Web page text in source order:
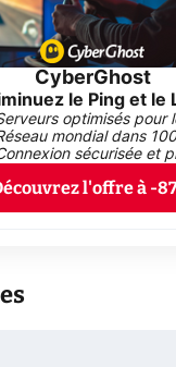
CyberGhost
le Ping et le
optimisés pour
mondial dans
sécurisée et
l'offre à -